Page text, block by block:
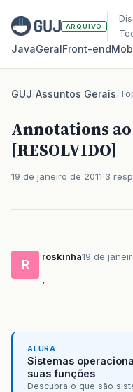
ARQUIVO
JavaGeralFront‑end
GUJ/Assuntos Gerais/
Annotations
[RESOLVIDO]
19 de janeiro de 2011 3
R
roskinha19 de
.
ALURA
Sistemas
suas funções
Descubra o que são